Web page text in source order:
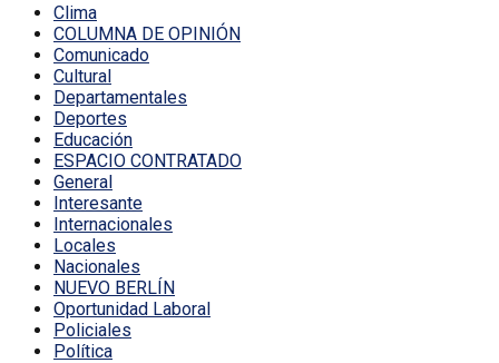
Clima
COLUMNA DE OPINIÓN
Comunicado
Cultural
Departamentales
Deportes
Educación
ESPACIO CONTRATADO
General
Interesante
Internacionales
Locales
Nacionales
NUEVO BERLÍN
Oportunidad Laboral
Policiales
Política